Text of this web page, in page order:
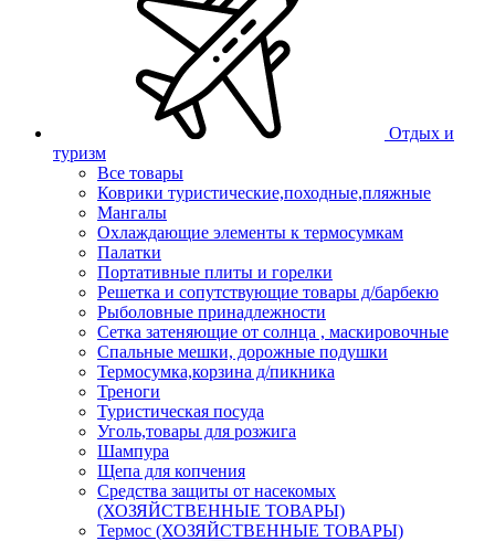
Отдых и
туризм
Все товары
Коврики туристические,походные,пляжные
Мангалы
Охлаждающие элементы к термосумкам
Палатки
Портативные плиты и горелки
Решетка и сопутствующие товары д/барбекю
Рыболовные принадлежности
Сетка затеняющие от солнца , маскировочные
Спальные мешки, дорожные подушки
Термосумка,корзина д/пикника
Треноги
Туристическая посуда
Уголь,товары для розжига
Шампура
Щепа для копчения
Средства защиты от насекомых
(ХОЗЯЙСТВЕННЫЕ ТОВАРЫ)
Термос (ХОЗЯЙСТВЕННЫЕ ТОВАРЫ)